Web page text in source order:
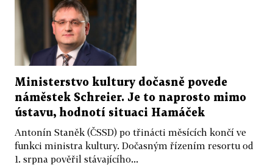
Ministerstvo kultury dočasně povede
náměstek Schreier. Je to naprosto mimo
ústavu, hodnotí situaci Hamáček
Antonín Staněk (ČSSD) po třinácti měsících končí ve
funkci ministra kultury. Dočasným řízením resortu od
1. srpna pověřil stávajícího...